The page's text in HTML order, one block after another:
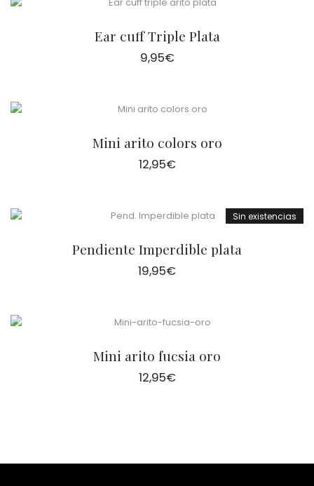
Ear cuff Triple Plata
9,95€
Mini arito colors oro
12,95€
Sin existencias
Pendiente Imperdible plata
19,95€
Mini arito fucsia oro
12,95€